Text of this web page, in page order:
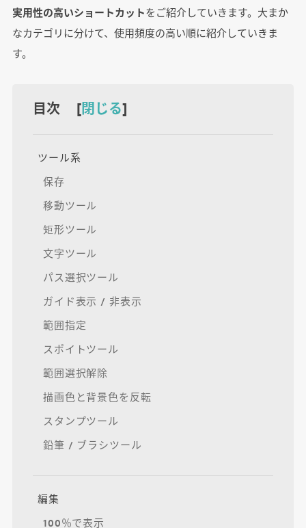
実用性の高いショートカットをご紹介していきます。大まか
なカテゴリに分けて、使用頻度の高い順に紹介していきま
す。
目次 [閉じる]
ツール系
保存
移動ツール
矩形ツール
文字ツール
パス選択ツール
ガイド表示 / 非表示
範囲指定
スポイトツール
範囲選択解除
描画色と背景色を反転
スタンプツール
鉛筆 / ブラシツール
編集
100％で表示